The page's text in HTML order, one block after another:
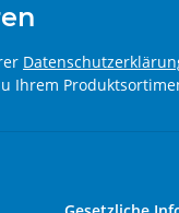
Ihrem